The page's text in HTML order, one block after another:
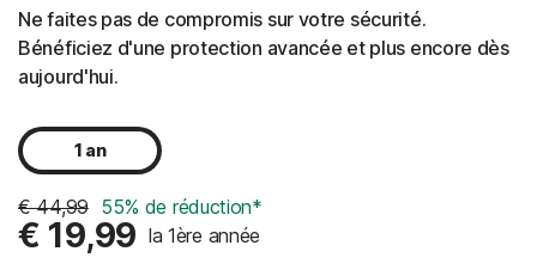
Ne faites pas de compromis sur votre sécurité.
Bénéficiez d'une protection avancée et plus encore dès
aujourd'hui.
1 an
€ 44,99 55% de réduction*
€ 19,99 la 1ère année